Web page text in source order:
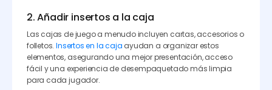
2. Añadir insertos a la caja
Las cajas de juego a menudo incluyen cartas, accesorios o
folletos.Insertos en la caja ayudan a organizar estos
elementos, asegurando una mejor presentación, acceso
fácil y una experiencia de desempaquetado más limpia
para cada jugador.